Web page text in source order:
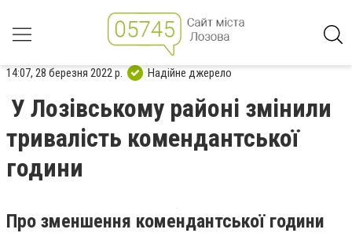
14:07, 28 березня 2022 р. Надійне джерело
У Лозівському районі змінили
тривалість комендантської
години
Про зменшення комендантської години